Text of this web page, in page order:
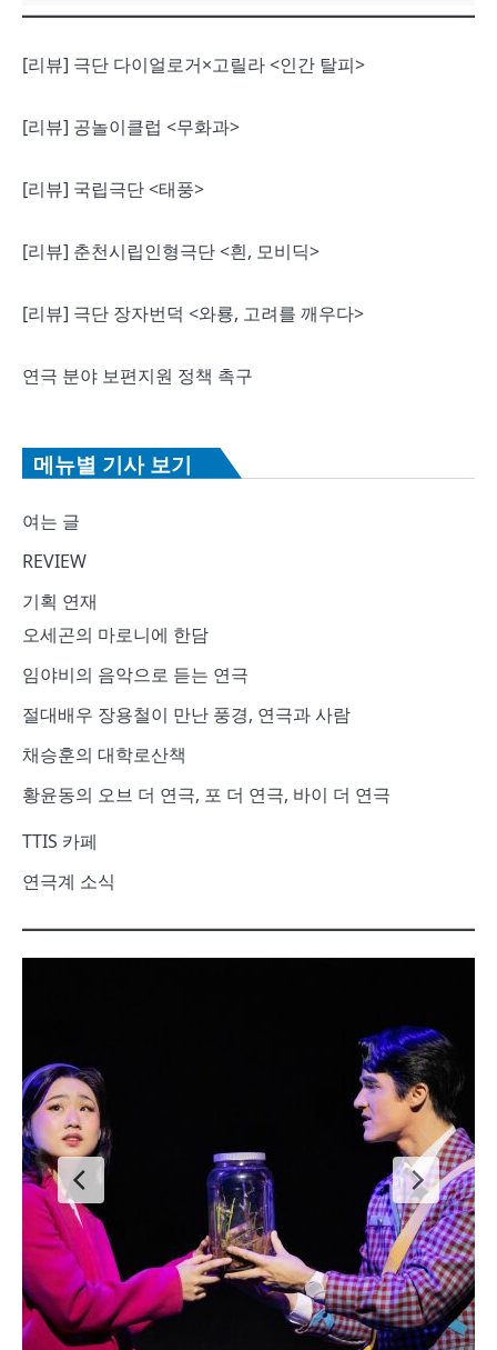
[리뷰] 극단 다이얼로거×고릴라 <인간 탈피>
[리뷰] 공놀이클럽 <무화과>
[리뷰] 국립극단 <태풍>
[리뷰] 춘천시립인형극단 <흰, 모비딕>
[리뷰] 극단 장자번덕 <와룡, 고려를 깨우다>
연극 분야 보편지원 정책 촉구
메뉴별 기사 보기
여는 글
REVIEW
기획 연재
오세곤의 마로니에 한담
임야비의 음악으로 듣는 연극
절대배우 장용철이 만난 풍경, 연극과 사람
채승훈의 대학로산책
황윤동의 오브 더 연극, 포 더 연극, 바이 더 연극
TTIS 카페
연극계 소식